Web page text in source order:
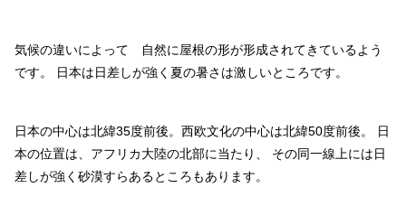
気候の違いによって 自然に屋根の形が形成されてきているよう
です。
日本は日差しが強く夏の暑さは激しいところです。
日本の中心は北緯35度前後。 西欧文化の中心は北緯50度前後。
日
本の位置は、アフリカ大陸の北部に当たり、 その同一線上には日
差しが強く砂漠すらあるところもあります。